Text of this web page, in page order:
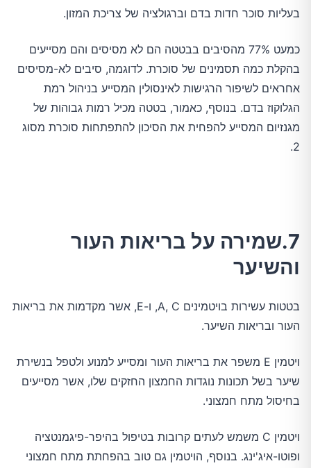
בעליות סוכר חדות בדם וברגולציה של צריכת המזון.
כמעט 77% מהסיבים בבטטה הם לא מסיסים והם מסייעים
בהקלת כמה תסמינים של סוכרת. לדוגמה, סיבים לא-מסיסים
אחראים לשיפור הרגישות לאינסולין המסייע בניהול רמת
הגלוקוז בדם. בנוסף, כאמור, בטטה מכיל רמות גבוהות של
מגנזיום המסייע להפחית את הסיכון להתפתחות סוכרת מסוג
2.
7.שמירה על בריאות העור
והשיער
בטטות עשירות בויטמינים A, C, ו-E, אשר מקדמות את בריאות
העור ובריאות השיער.
ויטמין E משפר את בריאות העור ומסייע למנוע ולטפל בנשירת
שיער בשל תכונות נוגדות החמצון החזקים שלו, אשר מסייעים
בחיסול מתח חמצוני.
ויטמין C משמש לעתים קרובות בטיפול בהיפר-פיגמנטציה
ופוטו-איג'ינג. בנוסף, הויטמין גם טוב בהפחתת מתח חמצוני